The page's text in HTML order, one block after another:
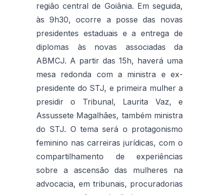
região central de Goiânia. Em seguida,
às 9h30, ocorre a posse das novas
presidentes estaduais e a entrega de
diplomas às novas associadas da
ABMCJ. A partir das 15h, haverá uma
mesa redonda com a ministra e ex-
presidente do STJ, e primeira mulher a
presidir o Tribunal, Laurita Vaz, e
Assussete Magalhães, também ministra
do STJ. O tema será o protagonismo
feminino nas carreiras jurídicas, com o
compartilhamento de experiências
sobre a ascensão das mulheres na
advocacia, em tribunais, procuradorias